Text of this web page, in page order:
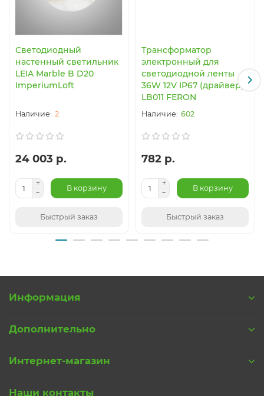
Светодиодный
настенный светильник
LEIA Marble B D20
ImperiumLoft
2
24 003 р.
В корзину
Быстрый заказ
Трансформатор
электронный для
светодиодной ленты
36W 12V IP67 (драйвер),
LB011 FERON
602
782 р.
В корзину
Быстрый заказ
Информация
Дополнительно
Интернет-магазин
Наши контакты